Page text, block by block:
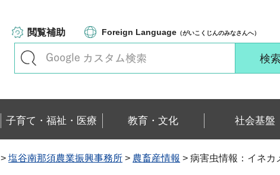
閲覧補助 Foreign Language （がいこくじんのみなさんへ）
子育て・福祉・医療 教育・文化 社会基盤
> 塩谷南那須農業振興事務所 > 農畜産情報 > 病害虫情報：イネカ